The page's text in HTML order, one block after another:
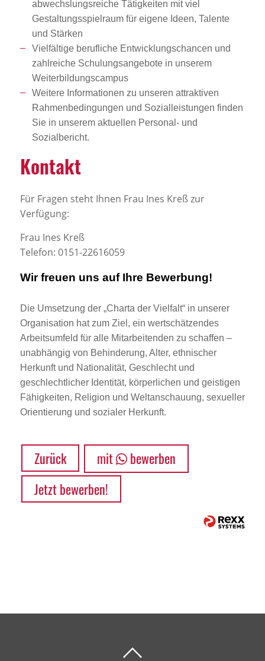
abwechslungsreiche Tätigkeiten mit viel
Gestaltungsspielraum für eigene Ideen, Talente
und Stärken
Vielfältige berufliche Entwicklungschancen und
zahlreiche Schulungsangebote in unserem
Weiterbildungscampus
Weitere Informationen zu unseren attraktiven
Rahmenbedingungen und Sozialleistungen finden
Sie in unserem aktuellen Personal- und
Sozialbericht.
Kontakt
Für Fragen steht Ihnen Frau Ines Kreß zur
Verfügung:
Frau Ines Kreß
Telefon: 0151-22616059
Wir freuen uns auf Ihre Bewerbung!
Die Umsetzung der „Charta der Vielfalt“ in unserer
Organisation hat zum Ziel, ein wertschätzendes
Arbeitsumfeld für alle Mitarbeitenden zu schaffen –
unabhängig von Behinderung, Alter, ethnischer
Herkunft und Nationalität, Geschlecht und
geschlechtlicher Identität, körperlichen und geistigen
Fähigkeiten, Religion und Weltanschauung, sexueller
Orientierung und sozialer Herkunft.
Zurück mit
bewerben
Jetzt bewerben!